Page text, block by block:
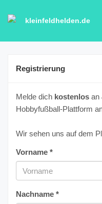
kleinfeldhelden.de
Registrierung
Melde dich kostenlos an
Hobbyfußball-Plattform
Wir sehen uns auf dem
Vorname *
Nachname *